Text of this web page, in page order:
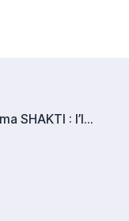
Biopharma SHAKTI : l’Inde se positionne dans la biopharmacie